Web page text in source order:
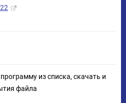
из списка, скачать и
файла